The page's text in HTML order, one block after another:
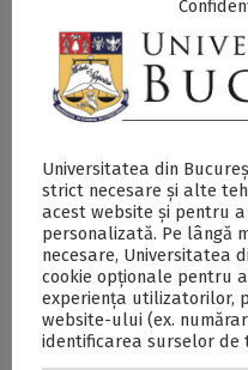
Mai multe detalii sunt
Cei interesați pot
formularul disponibilaici.
CIVIS DAYS, principalul
reunește, anual,
parteneri externi pentru a
alianței, a face schimb
proiectele comune care
spațiu european al
Ediția de anul trecut s-a
„Inclusion and Diversity in
Universitatea din
strict necesare și alte
acest website și pentru
personalizată. Pe lângă
necesare, Universitatea
cookie opționale pentru
experiența utilizatorilor,
website-ului (ex.
identificarea surselor de